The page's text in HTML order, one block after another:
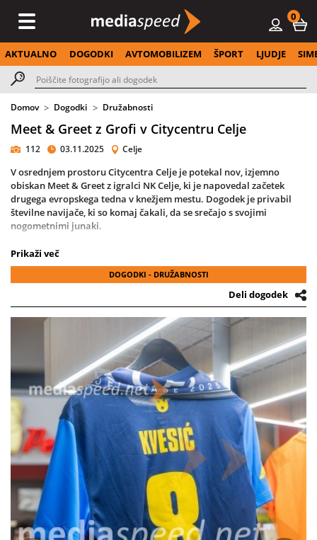
0
AKTUALNO DOGODKI AVTOMOBILIZEM ŠPORT LJUDJE
Domov Dogodki Družabnosti
Meet & Greet z Grofi v Citycentru Celje
112 03.11.2025 Celje
V osrednjem prostoruCitycentra Celje je potekal nov, izjemno
obiskan Meet & Greet z igralci NK Celje, ki je napovedal začetek
drugega evropskega tedna v knežjem mestu. Dogodek je privabil
številne navijače, ki so komaj čakali, da se srečajo s svojimi
nogometnimi junaki.
Med obiskovalce so stopili
NK Celje, ki je navdušila najmlajše. Igralci so si vzeli čas za
fotografiranje, podpisovanje dresov, kartic in navijaških artiklov
obiskovalci pa so lahko na posebni stojnici kupili izdelke z motivi
kluba in se pripravili na prihajajoče
evropske nogometne
Dogodek je bil del serijeMeet & Greet srečanj
, ki povezujejo klub in
navijače v sproščenem, družabnem duhu. Posebna nagrada čaka
tiste, ki bodo zbrali vse kartice s teh dogodkov – tako otroci kot
odrasli se bodo potegovali zabogate navijaške nagrade
Prikaži več
DOGODKI - DRUŽABNOSTI
Deli dogodek